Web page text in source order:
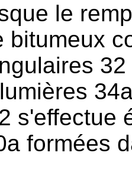
le
bitumeux
s'effec­tue
formées